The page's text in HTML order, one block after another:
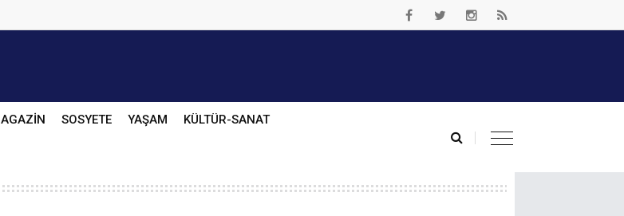
SOSYETE YAŞAM KÜLTÜR-SANAT